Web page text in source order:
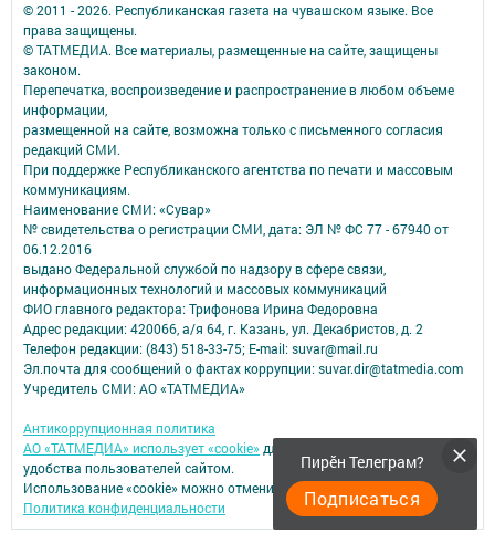
Пирӗн Телеграм?
Подписаться
© 2011 - 2026. Республиканская газета на чувашском языке. Все
права защищены.
© ТАТМЕДИА. Все материалы, размещенные на сайте, защищены
законом.
Перепечатка, воспроизведение и распространение в любом объеме
информации,
размещенной на сайте, возможна только с письменного согласия
редакций СМИ.
При поддержке Республиканского агентства по печати и массовым
коммуникациям.
Наименование СМИ: «Сувар»
№ свидетельства о регистрации СМИ, дата: ЭЛ № ФС 77 - 67940 от
06.12.2016
выдано Федеральной службой по надзору в сфере связи,
информационных технологий и массовых коммуникаций
ФИО главного редактора: Трифонова Ирина Федоровна
Адрес редакции: 420066, а/я 64, г. Казань, ул. Декабристов, д. 2
Телефон редакции: (843) 518-33-75; E-mail: suvar@mail.ru
Эл.почта для сообщений о фактах коррупции: suvar.dir@tatmedia.com
Учредитель СМИ: АО «ТАТМЕДИА»
Антикоррупционная политика
АО «ТАТМЕДИА» использует «cookie»для персонализации сервисов и
удобства пользователей сайтом.
Использование «cookie» можно отменить в настройках браузера.
Политика конфиденциальности